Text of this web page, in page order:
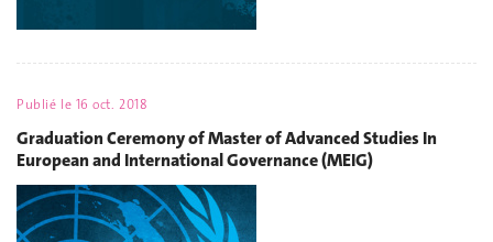
Publié le 16 oct. 2018
Graduation Ceremony of Master of Advanced Studies In
European and International Governance (MEIG)